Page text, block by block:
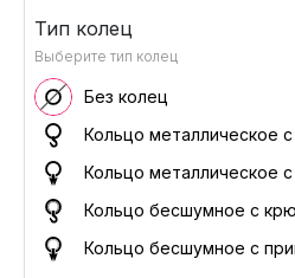
Тип колец
Выберите тип колец
Без колец
Кольцо металлическое
Кольцо металлическое
Кольцо бесшумное с
Кольцо бесшумное с